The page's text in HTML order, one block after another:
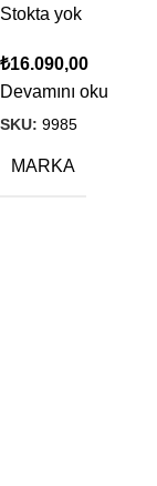
Stokta yok
₺16.090,00
Devamını oku
SKU: 9985
MARKA